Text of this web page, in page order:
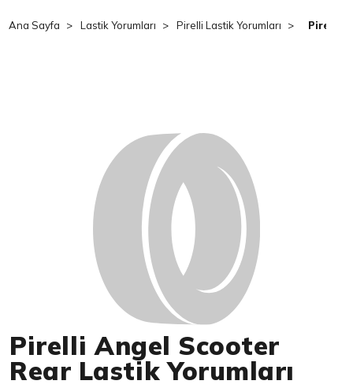
Ana Sayfa Lastik Yorumları Pirelli Lastik Yorumları Pirelli
Pirelli Angel Scooter
Rear Lastik Yorumları